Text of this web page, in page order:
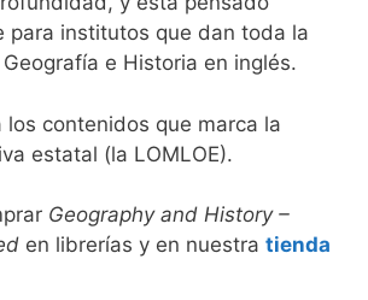
para institutos que dan toda la
e Historia en inglés.
los contenidos que marca la
estatal (la LOMLOE).
Geography and History –
en librerías y en nuestra tienda